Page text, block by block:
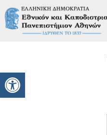
Ανοίξτε τη γραμμή εργαλείων